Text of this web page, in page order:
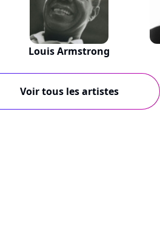
Louis Armstrong
Voir tous les artistes